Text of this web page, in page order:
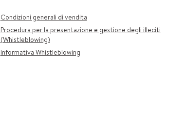
Condizioni generali di vendita
Procedura per la presentazione e gestione degli illeciti
(Whistleblowing)
Informativa Whistleblowing